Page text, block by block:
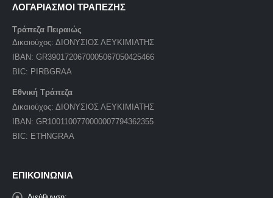
ΛΟΓΑΡΙΑΣΜΟΙ ΤΡΑΠΕΖΗΣ
Τράπεζα Πειραιώς
Δικαιούχος: ΔΙΟΝΥΣΙΟΣ ΛΕΥΚΙΜΙΑΤΗΣ
IBAN: GR3901720670005067050425466
BIC: PIRBGRAA
Εθνική Τράπεζα
Δικαιούχος: ΔΙΟΝΥΣΙΟΣ ΛΕΥΚΙΜΙΑΤΗΣ
IBAN: GR1001100770000007794362355
BIC: ETHNGRAA
ΕΠΙΚΟΙΝΩΝΙΑ